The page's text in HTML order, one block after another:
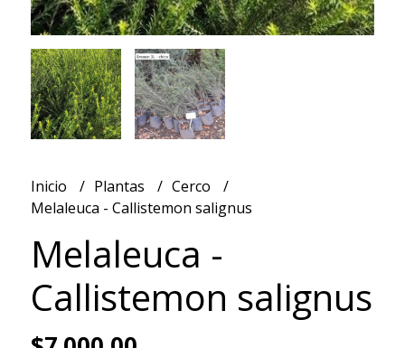
Inicio Plantas
Cerco
Melaleuca - Callistemon salignus
Melaleuca -
Callistemon salignus